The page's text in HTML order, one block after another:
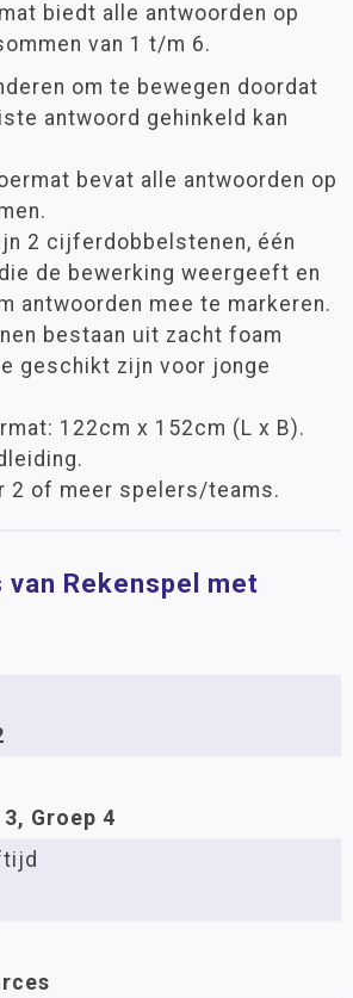
biedt alle antwoorden op
van 1 t/m 6.
om te bewegen doordat
antwoord gehinkeld kan
bevat alle antwoorden op
2 cijferdobbelstenen, één
de bewerking weergeeft en
antwoorden mee te markeren.
bestaan uit zacht foam
geschikt zijn voor jonge
122cm x 152cm (L x B).
2 of meer spelers/teams.
Rekenspel met
Groep 4